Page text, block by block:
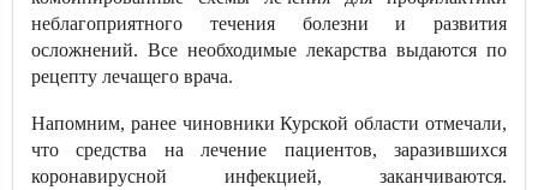
неблагоприятного течения болезни и развития
осложнений. Все необходимые лекарства выдаются по
рецепту лечащего врача.
Напомним, ранее чиновники Курской области отмечали,
что средства на лечение пациентов, заразившихся
коронавирусной инфекцией, заканчиваются.